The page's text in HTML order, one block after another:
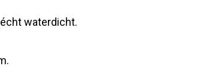
waterdicht.